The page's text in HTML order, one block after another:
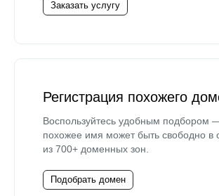
Заказать услугу
Регистрация похожего
Воспользуйтесь удобным подбором
похожее имя может быть свободно в
из 700+ доменных зон.
Подобрать домен